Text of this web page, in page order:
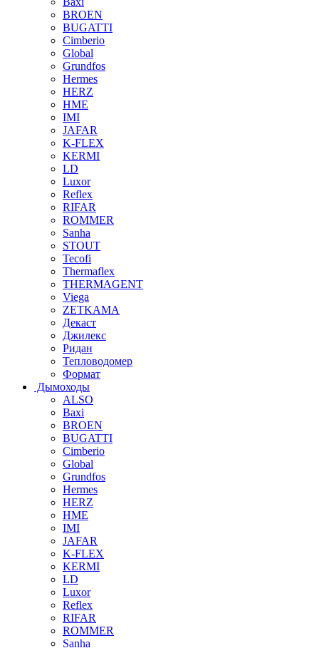
BROEN
BUGATTI
Cimberio
Global
Grundfos
Hermes
HERZ
HME
IMI
JAFAR
K-FLEX
KERMI
LD
Luxor
Reflex
RIFAR
ROMMER
Sanha
STOUT
Tecofi
Thermaflex
THERMAGENT
Viega
ZETKAMA
Декаст
Джилекс
Ридан
Тепловодомер
Формат
Дымоходы
ALSO
Baxi
BROEN
BUGATTI
Cimberio
Global
Grundfos
Hermes
HERZ
HME
IMI
JAFAR
K-FLEX
KERMI
LD
Luxor
Reflex
RIFAR
ROMMER
Sanha